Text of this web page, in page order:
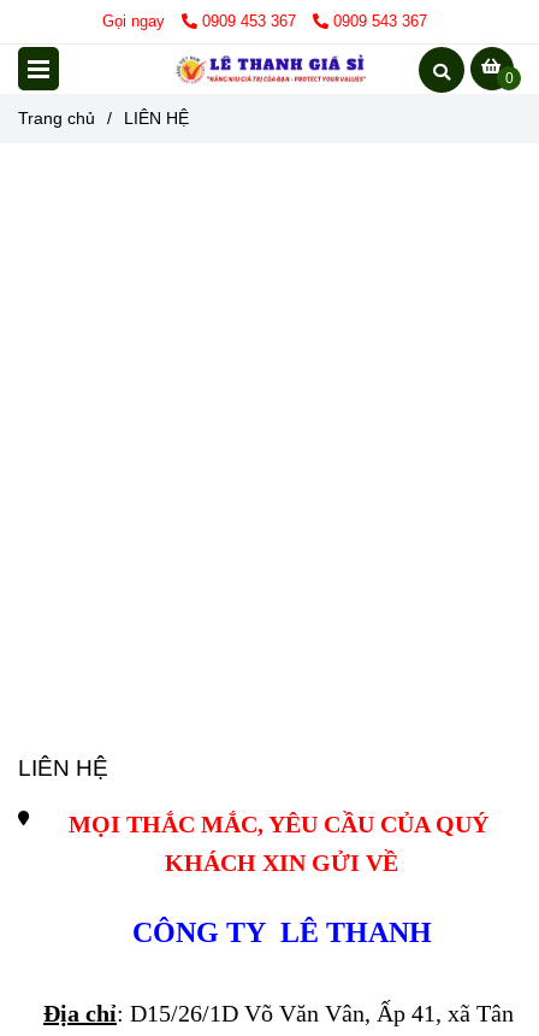
Gọi ngay 0909 453 367 0909 543 367
0
Trang chủ / LIÊN HỆ
LIÊN HỆ
MỌI THẮC MẮC, YÊU CẦU CỦA QUÝ
KHÁCH XIN GỬI VỀ
CÔNG TY  LÊ THANH
Địa chỉ: D15/26/1D Võ Văn Vân, Ấp 41, xã Tân